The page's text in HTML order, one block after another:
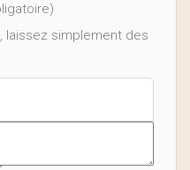
laissez simplement des